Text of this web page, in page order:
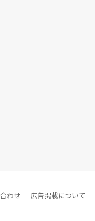
わせ 広告掲載について